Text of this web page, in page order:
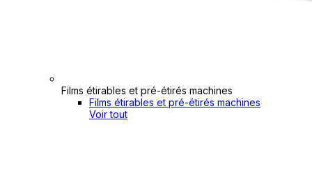
Films étirables et pré-étirés machines
Films étirables et pré-étirés machines
Voir tout